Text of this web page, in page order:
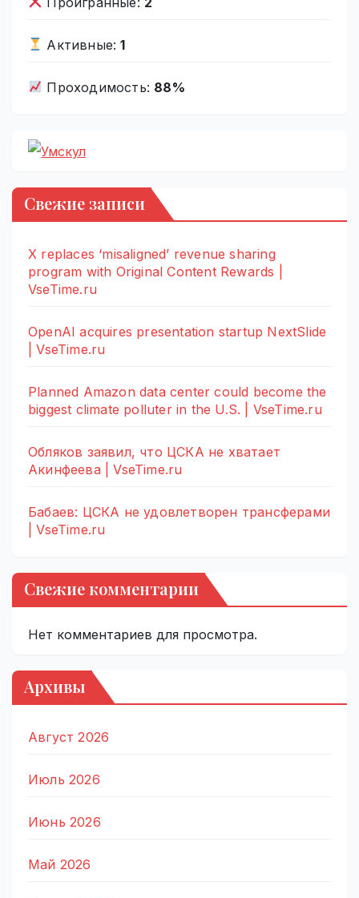
Активные:1
Проходимость: 88%
Свежие записи
X replaces ‘misaligned’ revenue sharing
program with Original Content Rewards |
VseTime.ru
OpenAI acquires presentation startup NextSlide
| VseTime.ru
Planned Amazon data center could become the
biggest climate polluter in the U.S. | VseTime.ru
Обляков заявил, что ЦСКА не хватает
Акинфеева | VseTime.ru
Бабаев: ЦСКА не удовлетворен трансферами
| VseTime.ru
Свежие комментарии
Нет комментариев для просмотра.
Архивы
Август 2026
Июль 2026
Июнь 2026
Май 2026